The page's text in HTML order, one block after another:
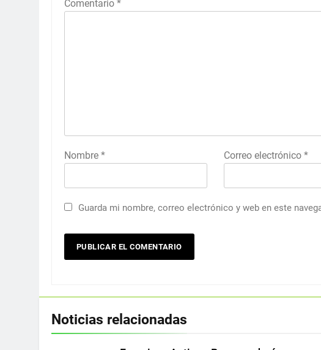
Comentario *
Nombre * Correo electrónico *
Guarda mi nombre, correo electrónico y web en este
Noticias relacionadas